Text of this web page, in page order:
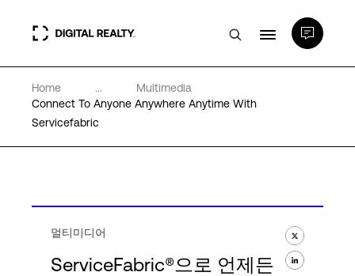
데이터 센터
PlatformDIGITAL®
Home ...
Multimedia
Connect To Anyone Anywhere Anytime With
Servicefabric
멀티미디어
ServiceFabric®으로 언제든